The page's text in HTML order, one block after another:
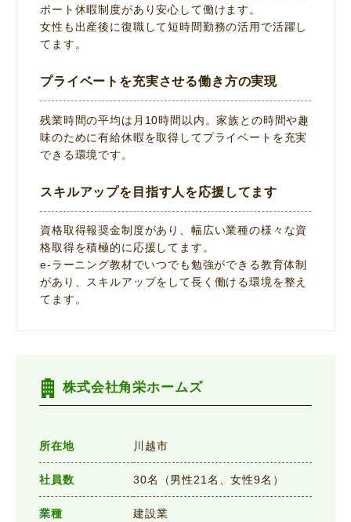
ポート休暇制度があり安心して働けます。
女性も出産後に復職して短時間勤務の活用で活躍し
てます。
プライベートを充実させる働き方の実現
残業時間の平均は月10時間以内。家族との時間や趣
味のために有給休暇を取得してプライベートを充実
できる環境です。
スキルアップを目指す人を応援してます
資格取得報奨金制度があり、幅広い業種の様々な資
格取得を積極的に応援してます。
e-ラーニング教材でいつでも勉強ができる教育体制
があり、スキルアップをして長く働ける環境を整え
てます。
株式会社角栄ホームズ
所在地 川越市
社員数 30名（男性21名、女性9名）
業種 建設業